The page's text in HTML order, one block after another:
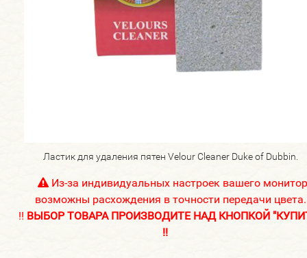
Ластик для удаления пятен Velour Cleaner Duke of Dubbin.
Из-за индивидуальных настроек вашего
возможны расхождения в точности передачи цвета.
!! ВЫБОР ТОВАРА ПРОИЗВОДИТЕ НАД КНОПКОЙ
!!